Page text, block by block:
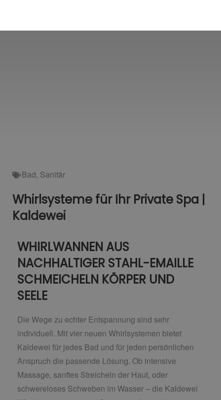
Bad, Sanitär
Whirlsysteme für Ihr Private Spa |
Kaldewei
WHIRLWANNEN AUS
NACHHALTIGER STAHL-EMAILLE
SCHMEICHELN KÖRPER UND
SEELE
Die Wege zu echter Entspannung sind sehr
individuell. Mit vier neuen Whirlsystemen bietet
Kaldewei für jedes Bad und für jeden persönlichen
Anspruch die passende Lösung. Ob intensive
Massage, sanftes Streicheln der Haut, oder
schwereloses Schweben im Wasser – die Kaldewei